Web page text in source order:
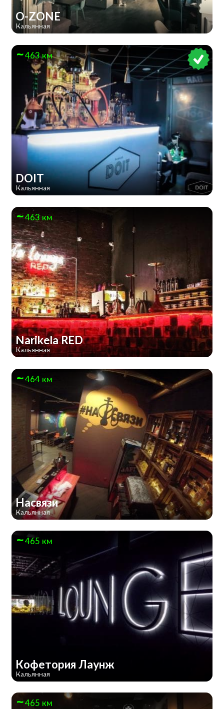
O-ZONE
Кальянная
463 км
DOIT
Кальянная
463 км
Narikela RED
Кальянная
464 км
Насвязи
Кальянная
465 км
Кофетория Лаунж
Кальянная
465 км